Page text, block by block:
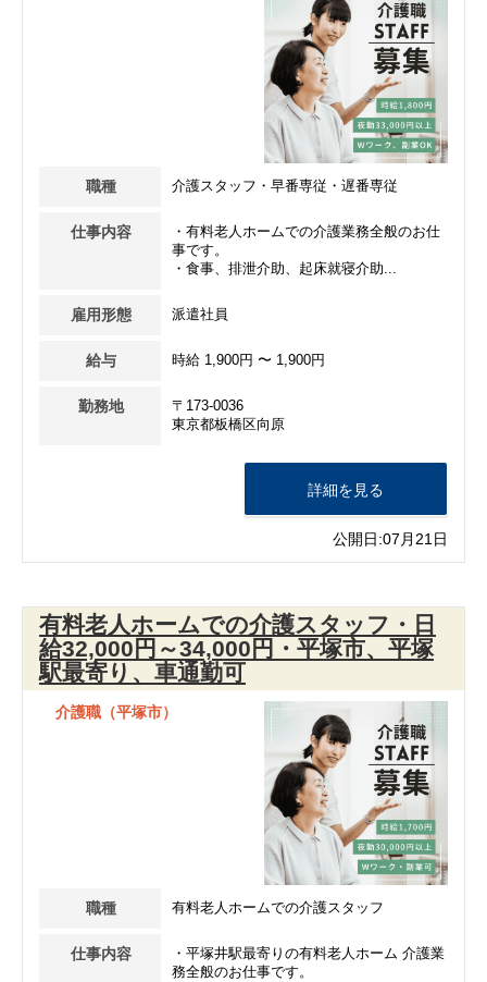
職種 介護スタッフ・早番専従・遅番専従
仕事内容
・有料老人ホームでの介護業務全般のお仕
事です。
・食事、排泄介助、起床就寝介助...
雇用形態 派遣社員
給与 時給 1,900円 〜 1,900円
勤務地
〒173-0036
東京都板橋区向原
詳細を見る
公開日:07月21日
有料老人ホームでの介護スタッフ・日
給32,000円～34,000円・平塚市、平塚
駅最寄り、車通勤可
介護職（平塚市）
職種 有料老人ホームでの介護スタッフ
仕事内容
・平塚井駅最寄りの有料老人ホーム 介護業
務全般のお仕事です。